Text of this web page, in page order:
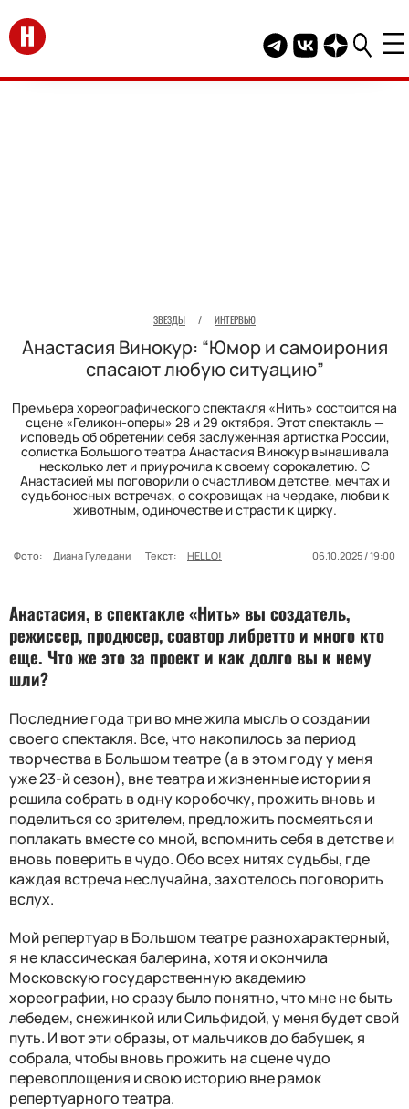
Перейти на главную
Telegram канал
Группа HELLO
Канал
ЗВЕЗДЫ / ИНТЕРВЬЮ
Анастасия Винокур: “Юмор и самоирония
спасают любую ситуацию”
Премьера хореографического спектакля «Нить» состоится на
сцене «Геликон-оперы» 28 и 29 октября. Этот спектакль —
исповедь об обретении себя заслуженная артистка России,
солистка Большого театра Анастасия Винокур вынашивала
несколько лет и приурочила к своему сорокалетию. С
Анастасией мы поговорили о счастливом детстве, мечтах и
судьбоносных встречах, о сокровищах на чердаке, любви к
животным, одиночестве и страсти к цирку.
Фото: Диана Гуледани Текст: HELLO! 06.10.2025 / 19:00
Анастасия, в спектакле «Нить» вы создатель,
режиссер, продюсер, соавтор либретто и много кто
еще. Что же это за проект и как долго вы к нему
шли?
Последние года три во мне жила мысль о создании
своего спектакля. Все, что накопилось за период
творчества в Большом театре (а в этом году у меня
уже 23-й сезон), вне театра и жизненные истории я
решила собрать в одну коробочку, прожить вновь и
поделиться со зрителем, предложить посмеяться и
поплакать вместе со мной, вспомнить себя в детстве и
вновь поверить в чудо. Обо всех нитях судьбы, где
каждая встреча неслучайна, захотелось поговорить
вслух.
Мой репертуар в Большом театре разнохарактерный,
я не классическая балерина, хотя и окончила
Московскую государственную академию
хореографии, но сразу было понятно, что мне не быть
лебедем, снежинкой или Сильфидой, у меня будет свой
путь. И вот эти образы, от мальчиков до бабушек, я
собрала, чтобы вновь прожить на сцене чудо
перевоплощения и свою историю вне рамок
репертуарного театра.